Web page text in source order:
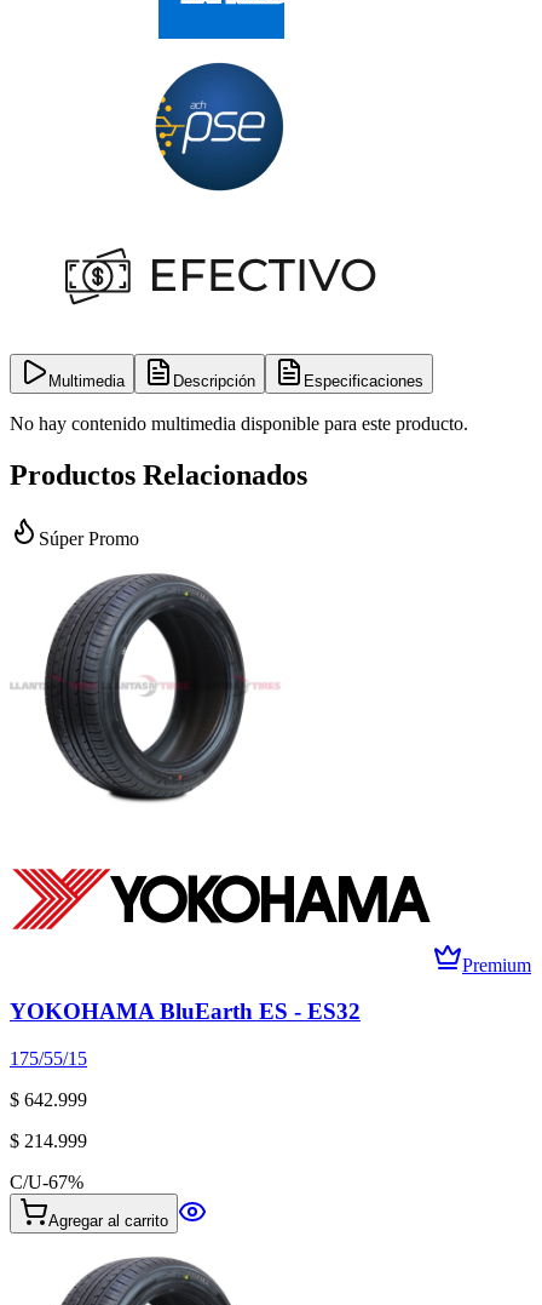
Multimedia Descripción Especificaciones
No hay contenido multimedia disponible para este producto.
Productos Relacionados
Súper Promo
Premium
YOKOHAMA BluEarth ES - ES32
175/55/15
$ 642.999
$ 214.999
C/U-67%
Agregar al carrito